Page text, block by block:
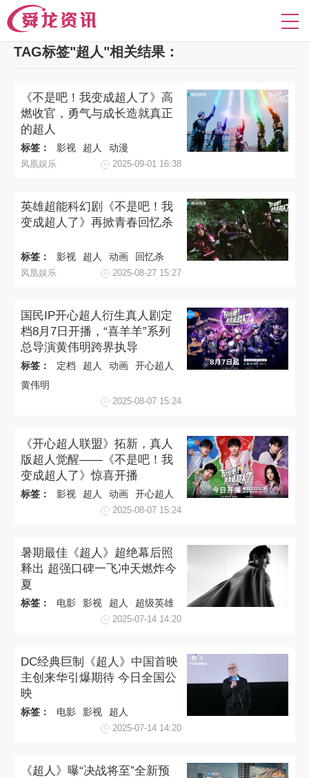
TAG标签"超人"相关结果：
《不是吧！我变成超人了》高
燃收官，勇气与成长造就真正
的超人
标签： 影视 超人 动漫
凤凰娱乐 2025-09-01 16:38
英雄超能科幻剧《不是吧！我
变成超人了》再掀青春回忆杀
标签： 影视 超人 动画 回忆杀
凤凰娱乐 2025-08-27 15:27
国民IP开心超人衍生真人剧定
档8月7日开播，“喜羊羊”系列
总导演黄伟明跨界执导
标签： 定档 超人 动画
开心超人
黄伟明
2025-08-07 15:24
《开心超人联盟》拓新，真人
版超人觉醒——《不是吧！我
变成超人了》惊喜开播
标签： 影视 超人 动画 开心超人
2025-08-07 15:24
暑期最佳《超人》超绝幕后照
释出 超强口碑一飞冲天燃炸今
夏
标签： 电影 影视 超人 超级英雄
2025-07-14 14:20
DC经典巨制《超人》中国首映
主创来华引爆期待 今日全国公
映
标签： 电影 影视 超人
2025-07-14 14:20
《超人》曝“决战将至”全新预